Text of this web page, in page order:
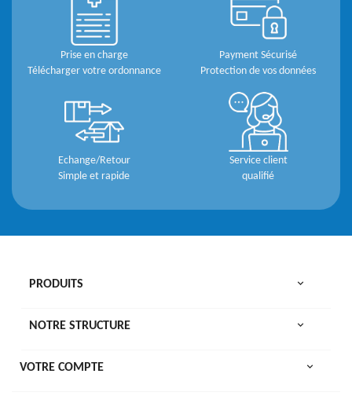
Prise en charge
Télécharger votre ordonnance
Payment Sécurisé
Protection de vos données
Echange/Retour
Simple et rapide
Service client
qualifié
PRODUITS 
NOTRE STRUCTURE 
VOTRE COMPTE 